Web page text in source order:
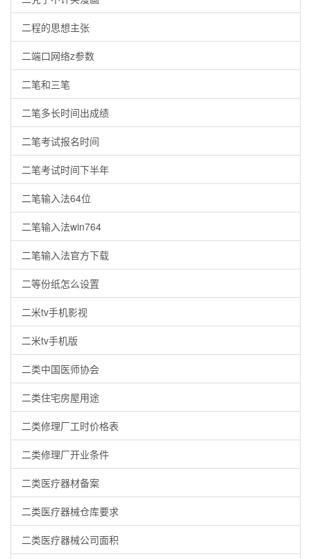
二程的思想主张
二端口网络z参数
二笔和三笔
二笔多长时间出成绩
二笔考试报名时间
二笔考试时间下半年
二笔输入法64位
二笔输入法win764
二笔输入法官方下载
二等份纸怎么设置
二米tv手机影视
二米tv手机版
二类中国医师协会
二类住宅房屋用途
二类修理厂工时价格表
二类修理厂开业条件
二类医疗器材备案
二类医疗器械仓库要求
二类医疗器械公司面积